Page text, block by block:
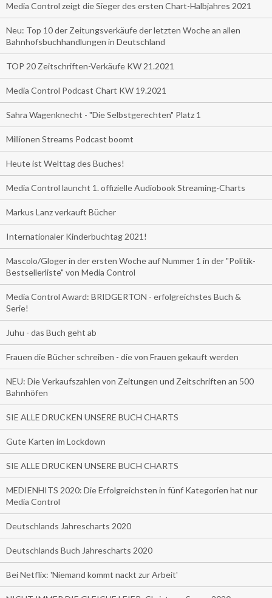
Media Control zeigt die Sieger des ersten Chart-Halbjahres 2021
Neu: Top 10 der Zeitungsverkäufe der letzten Woche an allen
Bahnhofsbuchhandlungen in Deutschland
TOP 20 Zeitschriften-Verkäufe KW 21.2021
Media Control Podcast Chart KW 19.2021
Sahra Wagenknecht - "Die Selbstgerechten" Platz 1
Millionen Streams Podcast boomt
Heute ist Welttag des Buches!
Media Control launcht 1. offizielle Audiobook Streaming-Charts
Markus Lanz verkauft Bücher
Internationaler Kinderbuchtag 2021!
Mascolo/Gloger in der ersten Woche auf Nummer 1 in der "Politik-
Bestsellerliste" von Media Control
Media Control Award: BRIDGERTON - erfolgreichstes Buch &
Serie!
Juhu - das Buch geht ab
Frauen die Bücher schreiben - die von Frauen gekauft werden
NEU: Die Verkaufszahlen von Zeitungen und Zeitschriften an 500
Bahnhöfen
SIE ALLE DRUCKEN UNSERE BUCH CHARTS
Gute Karten im Lockdown
SIE ALLE DRUCKEN UNSERE BUCH CHARTS
MEDIENHITS 2020: Die Erfolgreichsten in fünf Kategorien hat nur
Media Control
Deutschlands Jahrescharts 2020
Deutschlands Buch Jahrescharts 2020
Bei Netflix: 'Niemand kommt nackt zur Arbeit'